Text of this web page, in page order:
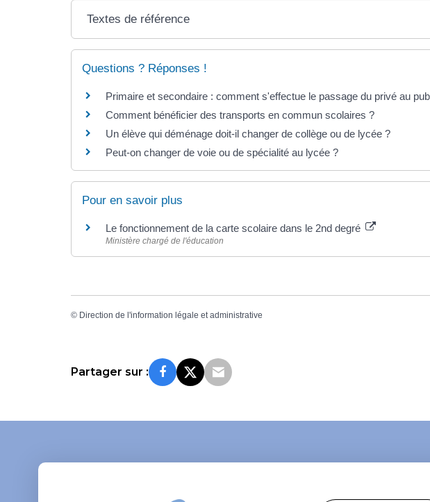
Textes de référence
Questions ? Réponses !
Primaire et secondaire : comment s'effectue le passage du privé au
Comment bénéficier des transports en commun scolaires ?
Un élève qui déménage doit-il changer de collège ou de lycée ?
Peut-on changer de voie ou de spécialité au lycée ?
Pour en savoir plus
Le fonctionnement de la carte scolaire dans le 2nd degré
Ministère chargé de l'éducation
© Direction de l'information légale et administrative
Partager sur :